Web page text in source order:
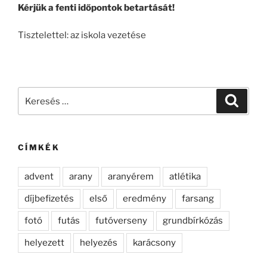
Kérjük a fenti időpontok betartását!
Tisztelettel: az iskola vezetése
CÍMKÉK
advent arany aranyérem atlétika
díjbefizetés első eredmény farsang
fotó futás futóverseny grundbírkózás
helyezett helyezés karácsony